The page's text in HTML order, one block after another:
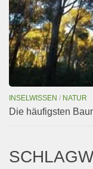
INSELWISSEN / NATUR
Die häufigsten